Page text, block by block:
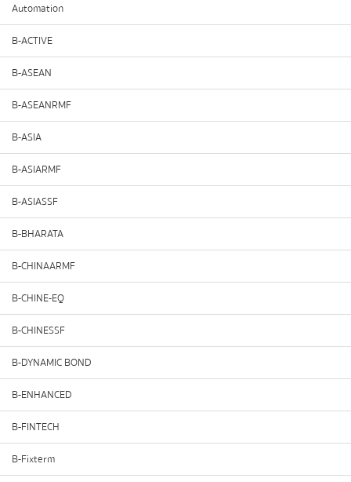
Automation
B-ACTIVE
B-ASEAN
B-ASEANRMF
B-ASIA
B-ASIARMF
B-ASIASSF
B-BHARATA
B-CHINAARMF
B-CHINE-EQ
B-CHINESSF
B-DYNAMIC BOND
B-ENHANCED
B-FINTECH
B-Fixterm